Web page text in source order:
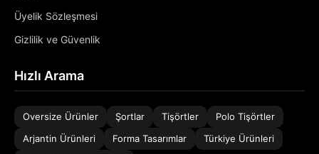
Üyelik Sözleşmesi
Gizlilik ve Güvenlik
Hızlı Arama
Oversize Ürünler Şortlar Tişörtler
Polo Tişörtler
Arjantin Ürünleri
Forma Tasarımlar
Türkiye Ürünleri